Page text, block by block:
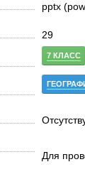
pptx
29
7 КЛАСС
Для